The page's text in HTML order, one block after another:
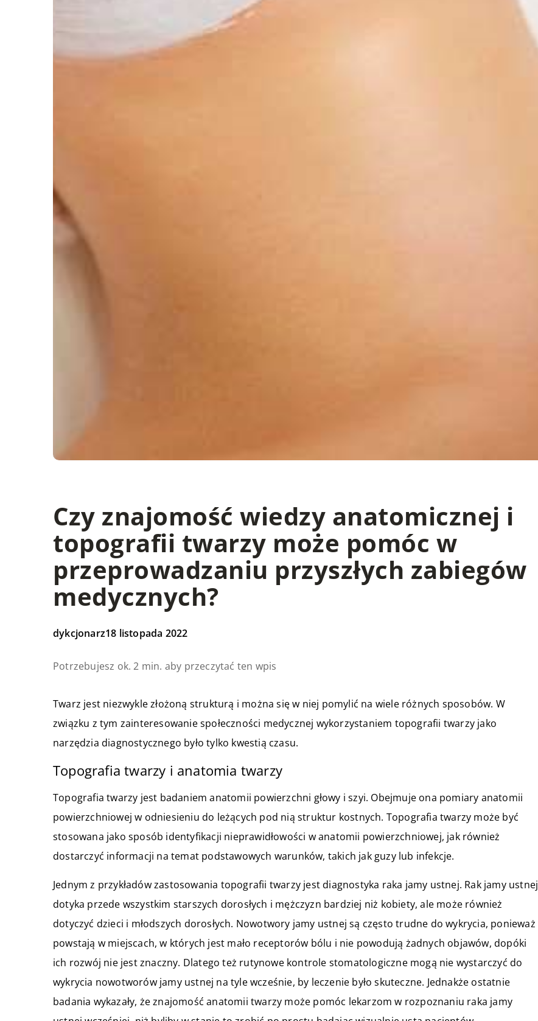
Czy znajomość wiedzy anatomicznej i
topografii twarzy może pomóc w
przeprowadzaniu przyszłych zabiegów
medycznych?
dykcjonarz18 listopada 2022
Potrzebujesz ok. 2 min. aby przeczytać ten wpis
Twarz jest niezwykle złożoną strukturą i można się w niej pomylić na wiele różnych sposobów. W
związku z tym zainteresowanie społeczności medycznej wykorzystaniem topografii twarzy jako
narzędzia diagnostycznego było tylko kwestią czasu.
Topografia twarzy i anatomia twarzy
Topografia twarzy jest badaniem anatomii powierzchni głowy i szyi. Obejmuje ona pomiary anatomii
powierzchniowej w odniesieniu do leżących pod nią struktur kostnych. Topografia twarzy może być
stosowana jako sposób identyfikacji nieprawidłowości w anatomii powierzchniowej, jak również
dostarczyć informacji na temat podstawowych warunków, takich jak guzy lub infekcje.
Jednym z przykładów zastosowania topografii twarzy jest diagnostyka raka jamy ustnej. Rak jamy ustnej
dotyka przede wszystkim starszych dorosłych i mężczyzn bardziej niż kobiety, ale może również
dotyczyć dzieci i młodszych dorosłych. Nowotwory jamy ustnej są często trudne do wykrycia, ponieważ
powstają w miejscach, w których jest mało receptorów bólu i nie powodują żadnych objawów, dopóki
ich rozwój nie jest znaczny. Dlatego też rutynowe kontrole stomatologiczne mogą nie wystarczyć do
wykrycia nowotworów jamy ustnej na tyle wcześnie, by leczenie było skuteczne. Jednakże ostatnie
badania wykazały, że znajomość anatomii twarzy może pomóc lekarzom w rozpoznaniu raka jamy